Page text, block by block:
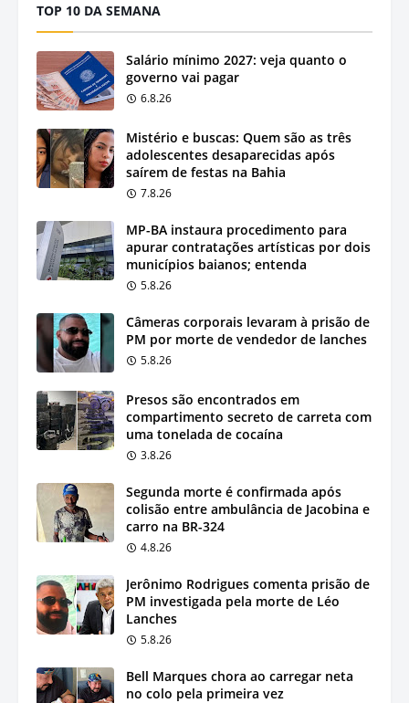
TOP 10 DA SEMANA
Salário mínimo 2027: veja quanto o
governo vai pagar
6.8.26
Mistério e buscas: Quem são as três
adolescentes desaparecidas após
saírem de festas na Bahia
7.8.26
MP-BA instaura procedimento para
apurar contratações artísticas por dois
municípios baianos; entenda
5.8.26
Câmeras corporais levaram à prisão de
PM por morte de vendedor de lanches
5.8.26
Presos são encontrados em
compartimento secreto de carreta com
uma tonelada de cocaína
3.8.26
Segunda morte é confirmada após
colisão entre ambulância de Jacobina e
carro na BR-324
4.8.26
Jerônimo Rodrigues comenta prisão de
PM investigada pela morte de Léo
Lanches
5.8.26
Bell Marques chora ao carregar neta
no colo pela primeira vez